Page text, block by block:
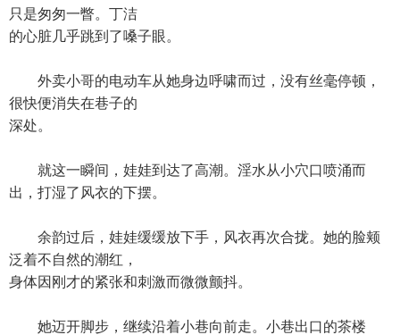
只是匆匆一瞥。丁洁
的心脏几乎跳到了嗓子眼。
外卖小哥的电动车从她身边呼啸而过，没有丝毫停顿，
很快便消失在巷子的
深处。
就这一瞬间，娃娃到达了高潮。淫水从小穴口喷涌而
出，打湿了风衣的下摆。
余韵过后，娃娃缓缓放下手，风衣再次合拢。她的脸颊
泛着不自然的潮红，
身体因刚才的紧张和刺激而微微颤抖。
她迈开脚步，继续沿着小巷向前走。小巷出口的茶楼